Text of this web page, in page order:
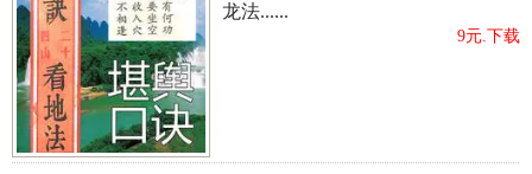
龙法......
9元.下载